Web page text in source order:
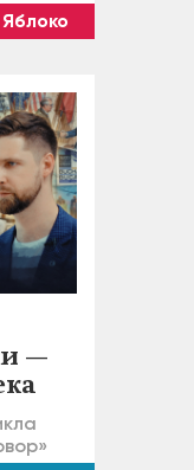
Яблоко
—